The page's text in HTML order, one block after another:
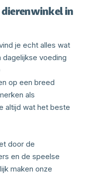
in
je echt alles wat
dagelijkse voeding
op een breed
als
altijd wat het beste
door de
en de speelse
maken onze